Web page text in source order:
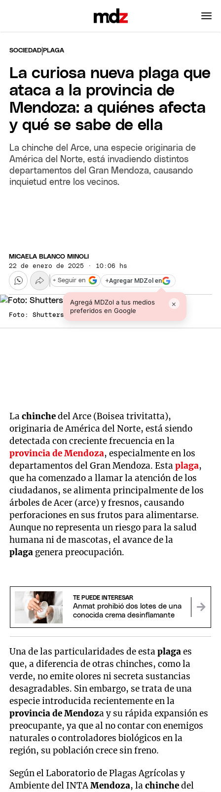
SOCIEDAD |PLAGA
La curiosa nueva plaga que
ataca a la provincia de
Mendoza: a quiénes afecta
y qué se sabe de ella
La chinche del Arce, una especie originaria de
América del Norte, está invadiendo distintos
departamentos del Gran Mendoza, causando
inquietud entre los vecinos.
MICAELA BLANCO MINOLI
22 de enero de 2025 · 10:06 hs
+Agregar MDZol en
Agregá MDZol a tus medios
preferidos en Google
×
+ Seguir en
Foto: Shutterstock
Lachinchedel Arce (Boisea trivitatta),
originaria de América del Norte, está siendo
detectada con creciente frecuencia en la
provincia de Mendoza, especialmente en los
departamentos del Gran Mendoza. Estaplaga,
que ha comenzado a llamar la atención de los
ciudadanos, se alimenta principalmente de los
árboles de Acer (arce) y fresnos, causando
perforaciones en sus frutos para alimentarse.
Aunque no representa un riesgo para la salud
humana ni de mascotas, el avance de la
plaga genera preocupación.
TE PUEDE INTERESAR
Anmat prohibió dos lotes de una
conocida crema desinflamante
Una de las particularidades de estaplagaes
que, a diferencia de otras chinches, como la
verde, no emite olores ni secreta sustancias
desagradables. Sin embargo, se trata de una
especie introducida recientemente en la
provincia de Mendoza y su rápida expansión es
preocupante, ya que al no contar con enemigos
naturales o controladores biológicos en la
región, su población crece sin freno.
Según el Laboratorio de Plagas Agrícolas y
Ambiente del INTAMendoza, lachinchedel